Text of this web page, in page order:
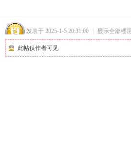
发表于 2025-1-5 20:31:00 显示全部楼
此帖仅作者可见